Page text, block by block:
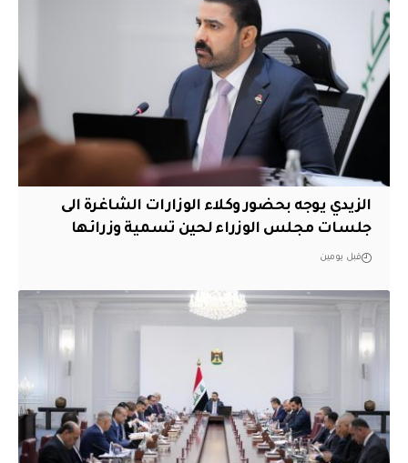
الزيدي يوجه بحضور وكلاء الوزارات الشاغرة الى
جلسات مجلس الوزراء لحين تسمية وزرائها
قبل يومين